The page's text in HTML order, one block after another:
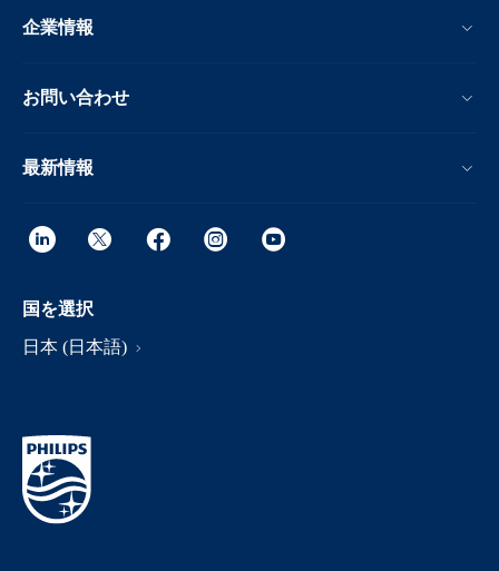
企業情報
お問い合わせ
最新情報
国を選択
日本 (日本語)